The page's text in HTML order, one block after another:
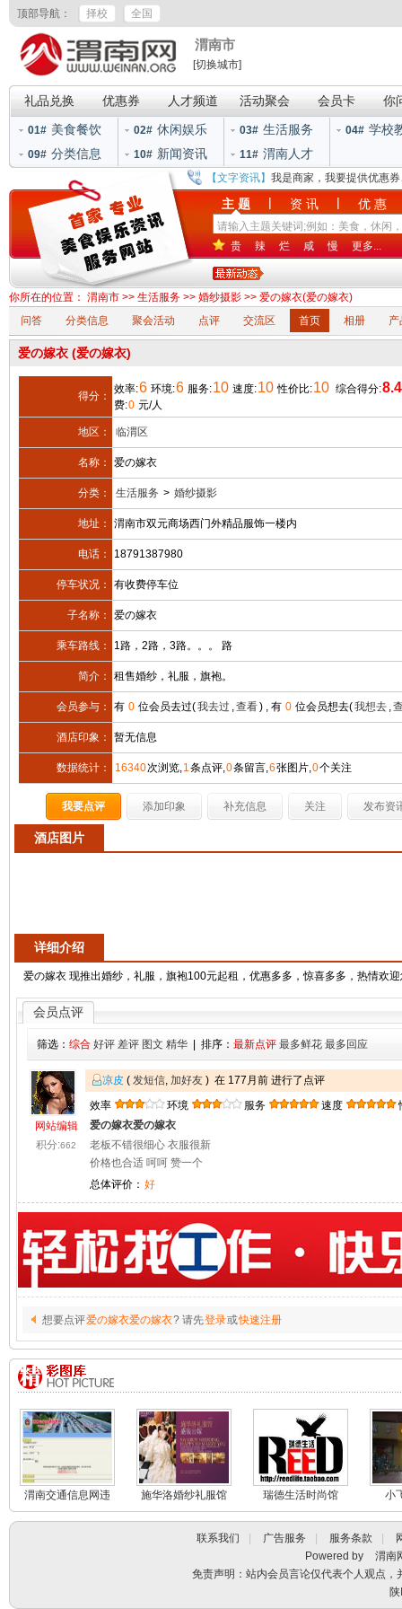
顶部导航： 择校 全国
渭南市
[切换城市]
礼品兑换 优惠券 人才频道 活动聚会 会员卡 你
01# 美食餐饮 02# 休闲娱乐 03# 生活服务 04# 学校
09# 分类信息 10# 新闻资讯 11# 渭南人才
【文字资讯】 我是商家，我要提供优惠
主 题 | 资 讯 | 优 惠
贵 辣 烂 咸 慢 更多...
你所在的位置： 渭南市 >> 生活服务 >> 婚纱摄影 >> 爱の嫁衣(爱の嫁衣)
问答
分类信息 聚会活动 点评 交流区 首页 相册 产
爱の嫁衣 (爱の嫁衣)
得分：
效率:6 环境:6 服务:10 速度:10 性价比:10 综合得分:8.4
费:0 元/人
地区： 临渭区
名称： 爱の嫁衣
分类： 生活服务 > 婚纱摄影
地址： 渭南市双元商场西门外精品服饰一楼内
电话： 18791387980
停车状况： 有收费停车位
子名称： 爱の嫁衣
乘车路线： 1路，2路，3路。。。 路
简介： 租售婚纱，礼服，旗袍。
会员参与： 有 0 位会员去过(我去过 ,查看) , 有 0 位会员想去(我想去 ,
酒店印象： 暂无信息
数据统计： 16340次浏览,1条点评,0条留言,6张图片,0个关注
我要点评 添加印象 补充信息 关注 发布资
酒店图片
详细介绍
爱の嫁衣 现推出婚纱，礼服，旗袍100元起租，优惠多多，惊喜多多，热情欢
会员点评
筛选： 综合 好评 差评 图文 精华 | 排序： 最新点评 最多鲜花 最多回应
网站编辑
积分:662
凉皮 ( 发短信, 加好友 ) 在 177月前 进行了点评
效率
环境 服务 速度
爱の嫁衣爱の嫁衣
老板不错很细心 衣服很新
价格也合适 呵呵 赞一个
总体评价： 好
想要点评爱の嫁衣爱の嫁衣? 请先登录或快速注册
渭南交通信息网违
章查询系统
施华洛婚纱礼服馆 瑞德生活时尚馆 小
联系我们 广告服务 服务条款
Powered by
渭南
免责声明：站内会员言论仅代表个人观点